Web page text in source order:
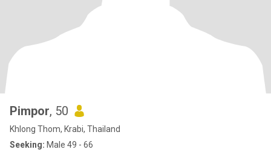
Pimpor, 50
Khlong Thom, Krabi, Thailand
Seeking: Male 49 - 66